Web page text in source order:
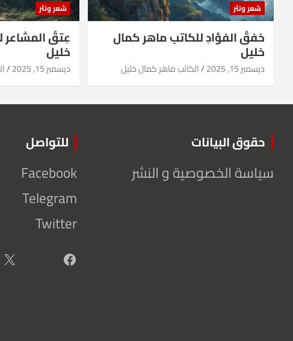
شعر ونثر
خفقُ الفؤادِ للكاتب ماهر كمال
خليل
ديسمبر 15, 2025 الكاتب ماهر كمال خليل
شعر ونثر
عِتقُ المشاعر
خليل
ديسمبر 15, 2025
حقوق البيانات
سياسة الخصوصية و النشر
للتواصل
Facebook
Telegram
Twitter
Facebook
X